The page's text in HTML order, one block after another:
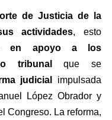
de Justicia de la
actividades, esto
en apoyo a los
tribunal que se
judicial
impulsada
López Obrador y
Congreso. La reforma,